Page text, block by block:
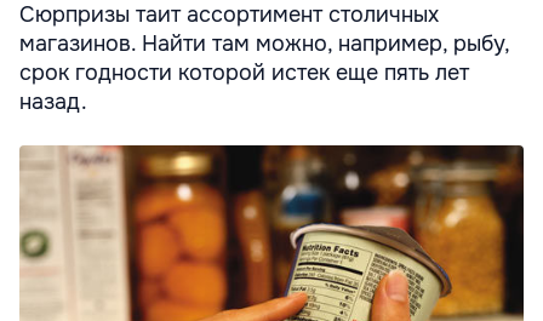
Сюрпризы таит ассортимент столичных
магазинов. Найти там можно, например, рыбу,
срок годности которой истек еще пять лет
назад.